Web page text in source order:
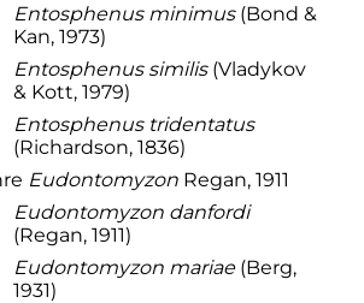
Entosphenus minimus(Bond &
Kan, 1973)
Entosphenus similis(Vladykov
& Kott, 1979)
Entosphenus tridentatus
(Richardson, 1836)
EudontomyzonRegan, 1911
Eudontomyzon danfordi
(Regan, 1911)
Eudontomyzon mariae(Berg,
1931)